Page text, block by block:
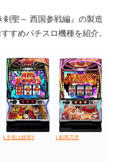
剣聖～ 西国参戦編』の製造
すすめパチスロ機種を紹介。
L主役は銭形5 L範馬刃牙